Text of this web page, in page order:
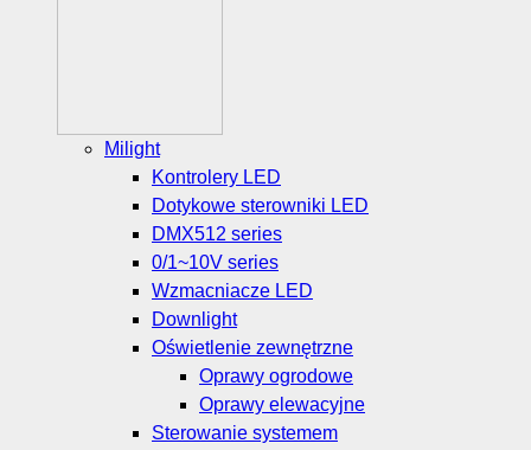
Milight
Kontrolery LED
Dotykowe sterowniki LED
DMX512 series
0/1~10V series
Wzmacniacze LED
Downlight
Oświetlenie zewnętrzne
Oprawy ogrodowe
Oprawy elewacyjne
Sterowanie systemem